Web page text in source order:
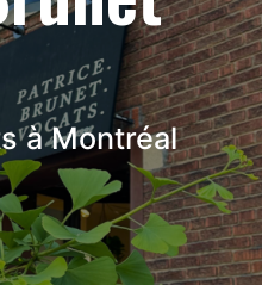
à Montréal